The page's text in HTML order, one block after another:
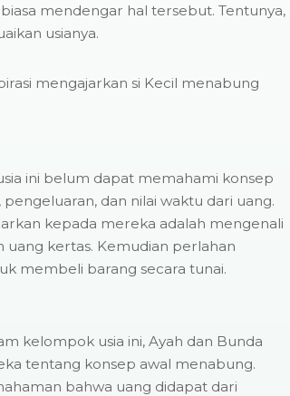
mendengar hal tersebut. Tentunya,
usianya.
mengajarkan si Kecil menabung
ini belum dapat memahami konsep
dan nilai waktu dari uang.
kepada mereka adalah mengenali
uang kertas. Kemudian perlahan
membeli barang secara tunai.
kelompok usia ini, Ayah dan Bunda
tentang konsep awal menabung.
bahwa uang didapat dari